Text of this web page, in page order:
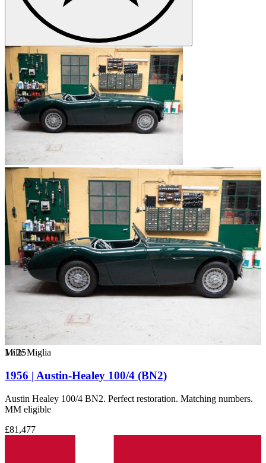
1/25
Mille Miglia
1956 | Austin-Healey 100/4 (BN2)
Austin Healey 100/4 BN2. Perfect restoration. Matching numbers.
MM eligible
£81,477